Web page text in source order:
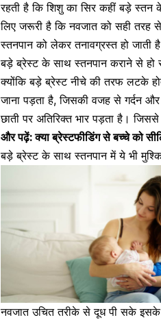
रहती है कि शिशु का सिर कहीं बड़े
लिए जरूरी है कि नवजात को सही तरह
स्तनपान को लेकर तनावग्रस्त हो जाती
बड़े ब्रेस्ट के साथ स्तनपान कराने से हो
क्योंकि बड़े ब्रेस्ट नीचे की तरफ लटके
जाना पड़ता है, जिसकी वजह से गर्दन
छाती पर अतिरिक्त भार पड़ता है।जिससे
और पढ़ें:क्या ब्रेस्टफीडिंग से बच्चे को
बड़े ब्रेस्ट के साथ स्तनपान में ये भी
नवजात उचित तरीके से दूध पी सकेइसके